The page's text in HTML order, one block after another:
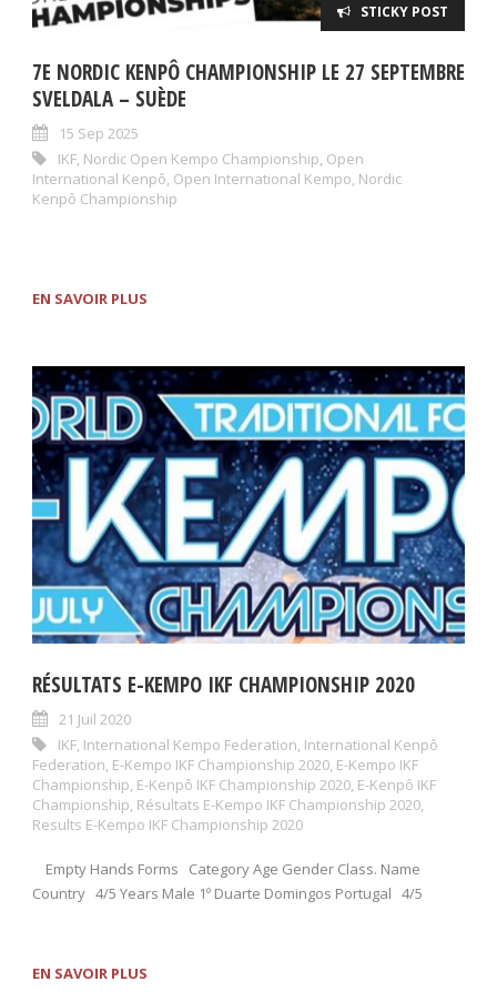
STICKY POST
7E NORDIC KENPÔ CHAMPIONSHIP LE 27 SEPTEMBRE
SVELDALA – SUÈDE
15 Sep 2025
IKF, Nordic Open Kempo Championship, Open
International Kenpô, Open International Kempo, Nordic
Kenpô Championship
EN SAVOIR PLUS
RÉSULTATS E-KEMPO IKF CHAMPIONSHIP 2020
21 Juil 2020
IKF, International Kempo Federation, International Kenpô
Federation, E-Kempo IKF Championship 2020, E-Kempo IKF
Championship, E-Kenpô IKF Championship 2020, E-Kenpô IKF
Championship, Résultats E-Kempo IKF Championship 2020,
Results E-Kempo IKF Championship 2020
Empty Hands Forms Category Age Gender Class. Name
Country 4/5 Years Male 1º Duarte Domingos Portugal 4/5
EN SAVOIR PLUS